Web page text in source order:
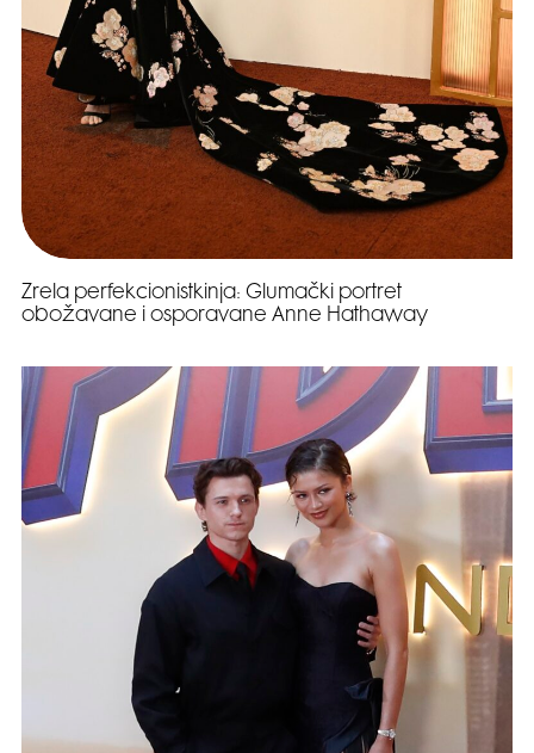
Zrela perfekcionistkinja: Glumački portret
obožavane i osporavane Anne Hathaway